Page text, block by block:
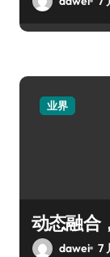
业界
动态融合
dawei 7